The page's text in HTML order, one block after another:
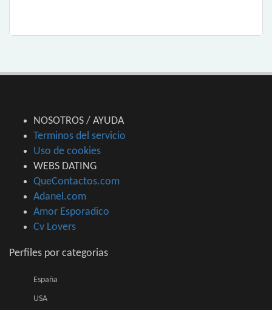
NOSOTROS / AYUDA
Terminos del servicio
Uso de cookies
WEBS DATING
QueContactos.com
Adanel.com
Amor Esporadico
Cv Lovers
Perfiles por categorias
España
USA